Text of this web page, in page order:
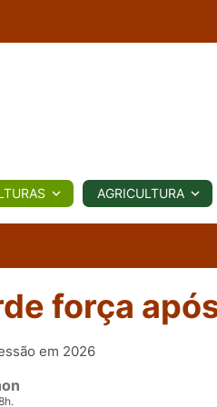
NOTÍCIAS
Eventos
e
Vídeos
AGRICULTURA
força
em 2026